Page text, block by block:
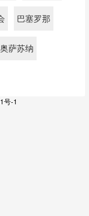
巴塞罗那
奥萨苏纳
号-1